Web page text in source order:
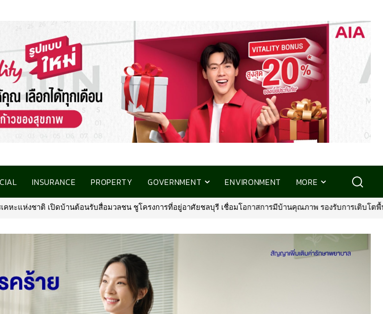
INSURANCE PROPERTY GOVERNMENT ENVIRONMENT MORE
รงการที่อยู่อาศัยชลบุรี เชื่อมโอกาสการมีบ้านคุณภาพ รองรับการเติบโตพื้นที่ EEC•พรูเด็นเชียล ประเทศไทย จั